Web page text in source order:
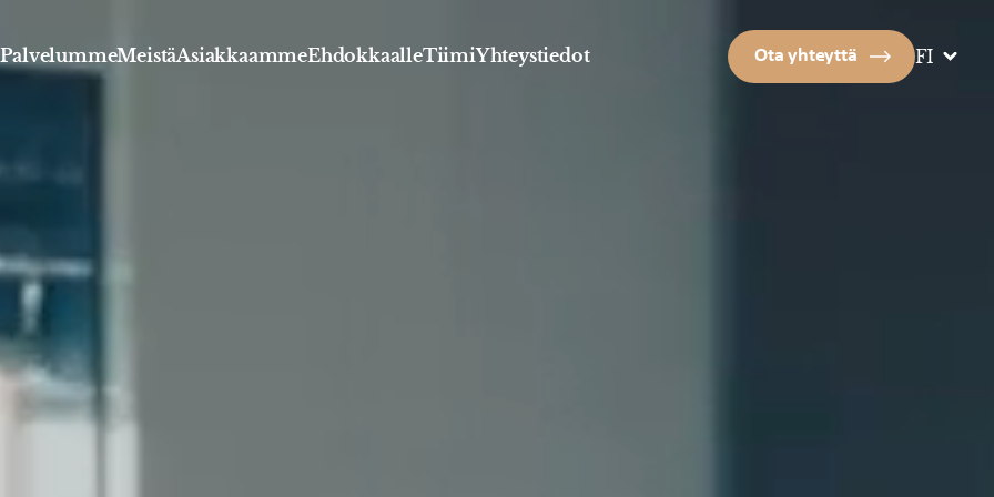
PalvelummeMeistäAsiakkaammeEhdokkaalleTiimiYhteystiedot Ota yhteyttä FI